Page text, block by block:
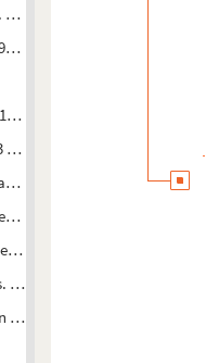
1910
1951
1889
4 actes. 1905
3 actes
actes.